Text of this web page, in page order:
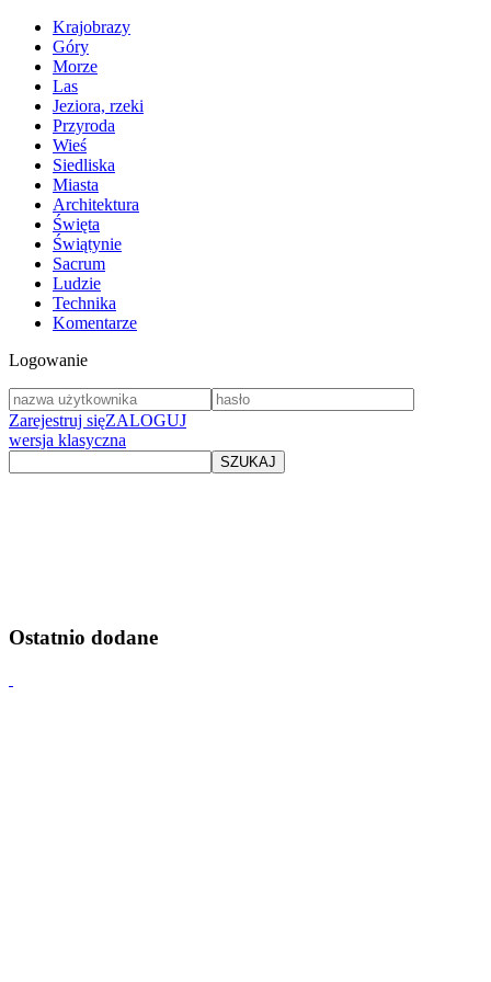
Krajobrazy
Góry
Morze
Las
Jeziora, rzeki
Przyroda
Wieś
Siedliska
Miasta
Architektura
Święta
Świątynie
Sacrum
Ludzie
Technika
Komentarze
Logowanie
Zarejestruj sięZALOGUJ
wersja klasyczna
Ostatnio dodane